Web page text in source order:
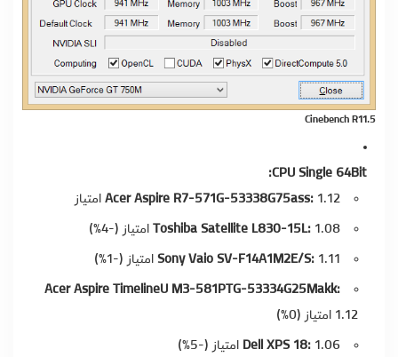
Cinebench R11.5
CPU Single 64Bit:
Acer Aspire R7-571G-53338G75ass: 1.12 امتیاز
Toshiba Satellite L830-15L: 1.08 امتیاز (-4%)
Sony Vaio SV-F14A1M2E/S: 1.11 امتیاز (-1%)
Acer Aspire TimelineU M3-581PTG-53334G25Makk:
1.12 امتیاز (0%)
Dell XPS 18: 1.06 امتیاز (-5%)